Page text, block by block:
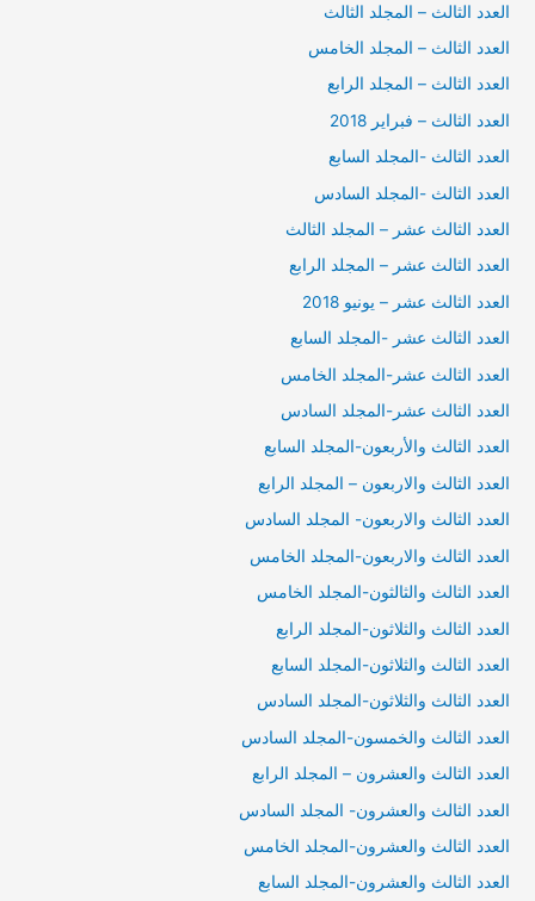
العدد الثالث – المجلد الثالث
العدد الثالث – المجلد الخامس
العدد الثالث – المجلد الرابع
العدد الثالث – فبراير 2018
العدد الثالث -المجلد السابع
العدد الثالث -المجلد السادس
العدد الثالث عشر – المجلد الثالث
العدد الثالث عشر – المجلد الرابع
العدد الثالث عشر – يونيو 2018
العدد الثالث عشر -المجلد السابع
العدد الثالث عشر-المجلد الخامس
العدد الثالث عشر-المجلد السادس
العدد الثالث والأربعون-المجلد السابع
العدد الثالث والاربعون – المجلد الرابع
العدد الثالث والاربعون- المجلد السادس
العدد الثالث والاربعون-المجلد الخامس
العدد الثالث والثالثون-المجلد الخامس
العدد الثالث والثلاثون-المجلد الرابع
العدد الثالث والثلاثون-المجلد السابع
العدد الثالث والثلاثون-المجلد السادس
العدد الثالث والخمسون-المجلد السادس
العدد الثالث والعشرون – المجلد الرابع
العدد الثالث والعشرون- المجلد السادس
العدد الثالث والعشرون-المجلد الخامس
العدد الثالث والعشرون-المجلد السابع